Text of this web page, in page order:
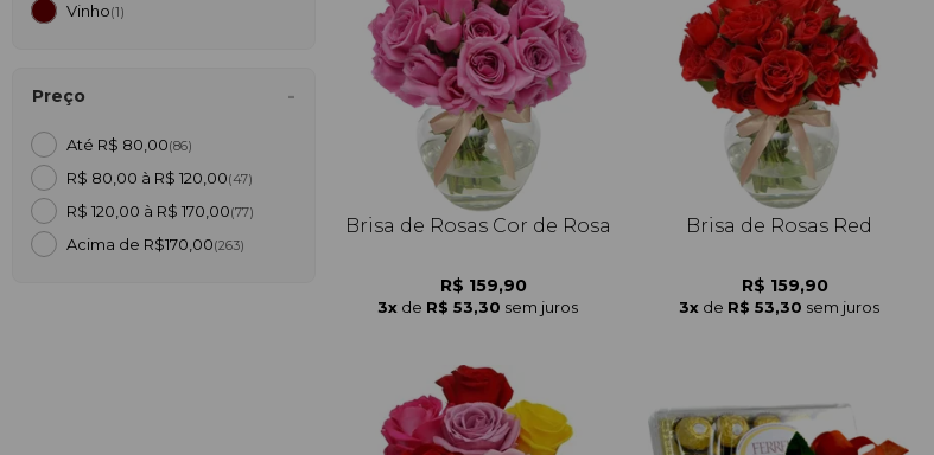
Vinho(1)
Preço
Até R$ 80,00(86)
R$ 80,00 à R$ 120,00(47)
R$ 120,00 à R$ 170,00(77)
Acima de R$170,00(263)
Brisa de Rosas Cor de Rosa
R$ 159,90
3x de R$ 53,30 sem juros
Brisa de Rosas Red
R$ 159,90
3x de R$ 53,30 sem juros